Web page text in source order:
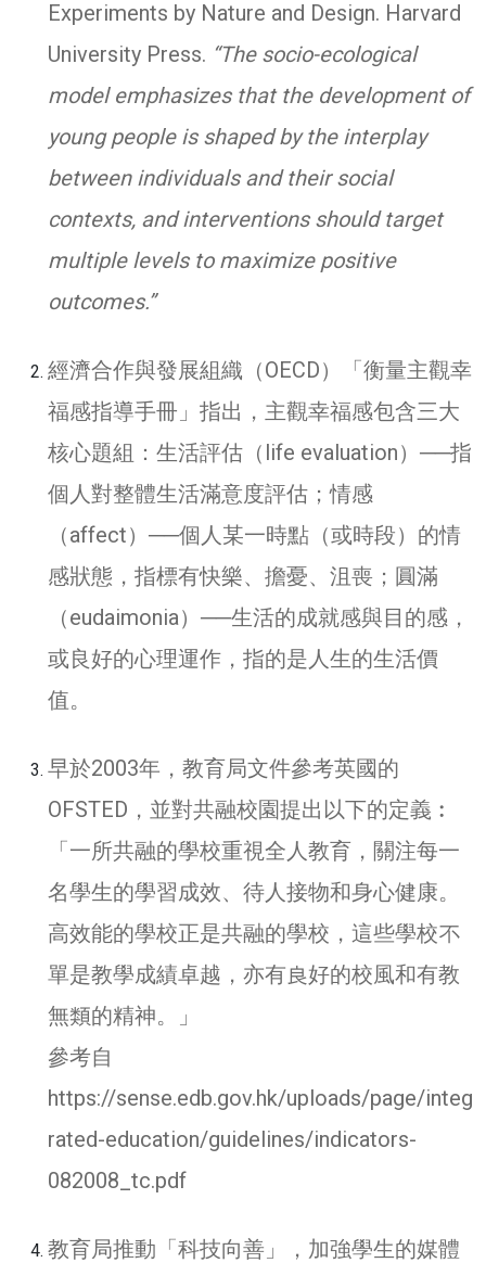
Experiments by Nature and Design. Harvard
University Press. “The socio-ecological
model emphasizes that the development of
young people is shaped by the interplay
between individuals and their social
contexts, and interventions should target
multiple levels to maximize positive
outcomes.”
經濟合作與發展組織（OECD）「衡量主觀幸
福感指導手冊」指出，主觀幸福感包含三大
核心題組：生活評估（life evaluation）──指
個人對整體生活滿意度評估；情感
（affect）──個人某一時點（或時段）的情
感狀態，指標有快樂、擔憂、沮喪；圓滿
（eudaimonia）──生活的成就感與目的感，
或良好的心理運作，指的是人生的生活價
值。
早於2003年，教育局文件參考英國的
OFSTED，並對共融校園提出以下的定義︰
「一所共融的學校重視全人教育，關注每一
名學生的學習成效、待人接物和身心健康。
高效能的學校正是共融的學校，這些學校不
單是教學成績卓越，亦有良好的校風和有教
無類的精神。」
參考自
https://sense.edb.gov.hk/uploads/page/integ
rated-education/guidelines/indicators-
082008_tc.pdf
教育局推動「科技向善」，加強學生的媒體